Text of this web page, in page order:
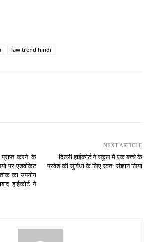
law trend hindi
प्राप्त करने के
पर एडवोकेट
का उपयोग
हाईकोर्ट ने
NEXT ARTICLE
दिल्ली हाईकोर्ट ने स्कूल में एक बच्चे के
प्रवेश की सुविधा के लिए स्वत: संज्ञान लिया